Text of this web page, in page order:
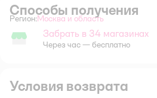
Способы получения
Регион: Выбор адреса доставки.
Москва и область
Забрать в магазине
Забрать в 34 магазинах
Через час — бесплатно
Условия возврата